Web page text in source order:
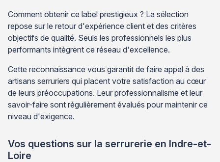
Comment obtenir ce label prestigieux ? La sélection
repose sur le retour d'expérience client et des critères
objectifs de qualité. Seuls les professionnels les plus
performants intègrent ce réseau d'excellence.
Cette reconnaissance vous garantit de faire appel à des
artisans serruriers qui placent votre satisfaction au cœur
de leurs préoccupations. Leur professionnalisme et leur
savoir-faire sont régulièrement évalués pour maintenir ce
niveau d'exigence.
Vos questions sur la serrurerie en Indre-et-
Loire